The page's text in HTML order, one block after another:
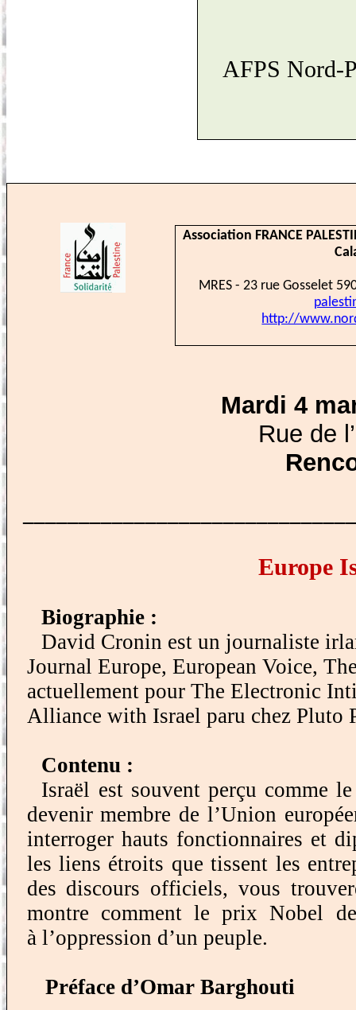
AFPS Nord-
Association FRANCE
MRES - 23 rue Gosselet
http://
Mardi 4
Rue de
Europe
Biographie :
David Cronin est un journaliste
Journal Europe, European Voice,
actuellement pour The Electronic
Alliance with Israel paru chez Pluto
Contenu :
Israël est souvent perçu comme
devenir membre de l’Union
interroger hauts fonctionnaires et
les liens étroits que tissent les
des discours officiels, vous
montre comment le prix Nobel
à l’oppression d’un peuple.
Préface d’Omar Barghouti